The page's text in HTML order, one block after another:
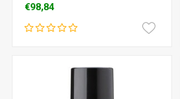
€98,84